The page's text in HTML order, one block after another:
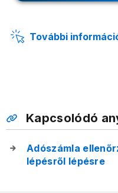
További
Kapcsolódó
Adószámla
lépésről lépésre